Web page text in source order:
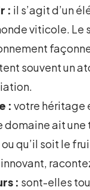
: il s’agit d’un
viticole. Le
souvent un
: votre héritage
domaine ait
qu’il soit le
: sont-elles